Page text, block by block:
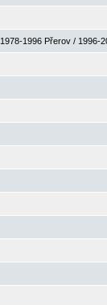
1978-1996 Přerov / 1996-